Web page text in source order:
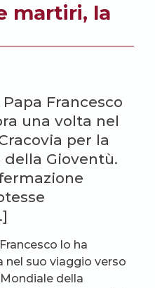
martiri, la
Francesco
una volta nel
per la
Gioventù.
lo ha
nel suo viaggio verso
della